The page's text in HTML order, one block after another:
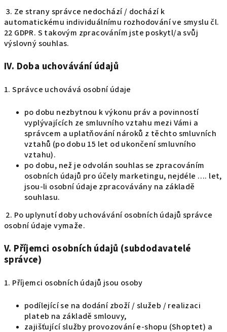
3. Ze strany správce nedochází / dochází k
automatickému individuálnímu rozhodování ve smyslu čl.
22 GDPR. S takovým zpracováním jste poskytl/a svůj
výslovný souhlas.
IV. Doba uchovávání údajů
1. Správce uchovává osobní údaje
po dobu nezbytnou k výkonu práv a povinností
vyplývajících ze smluvního vztahu mezi Vámi a
správcem a uplatňování nároků z těchto smluvních
vztahů (po dobu 15 let od ukončení smluvního
vztahu).
po dobu, než je odvolán souhlas se zpracováním
osobních údajů pro účely marketingu, nejdéle …. let,
jsou-li osobní údaje zpracovávány na základě
souhlasu.
2. Po uplynutí doby uchovávání osobních údajů správce
osobní údaje vymaže.
V. Příjemci osobních údajů (subdodavatelé
správce)
1. Příjemci osobních údajů jsou osoby
podílející se na dodání zboží / služeb / realizaci
plateb na základě smlouvy,
zajišťující služby provozování e-shopu (Shoptet) a